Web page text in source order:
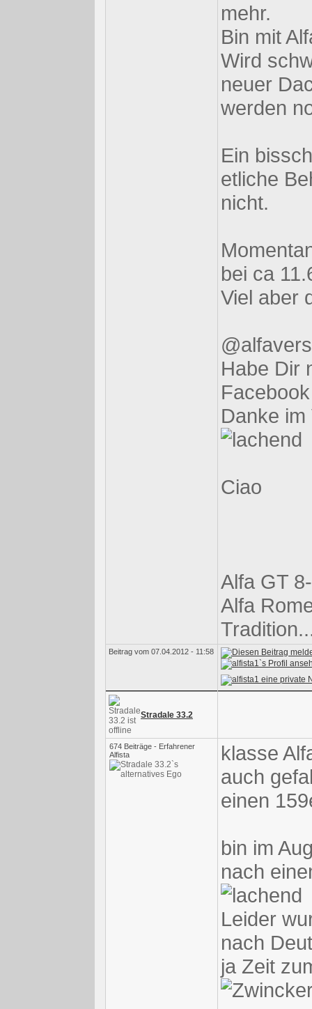
mehr.
Bin mit
Wird
neuer
werden
Ein
etliche
nicht.
bei ca
Viel aber
Habe Dir
Danke im
Ciao
Alfa GT
Alfa
Beitrag vom 07.04.2012 - 11:58
Stradale 33.2
674 Beiträge - Erfahrener
Alfista
klasse
auch
einen
bin im
nach
Leider
nach
ja Zeit